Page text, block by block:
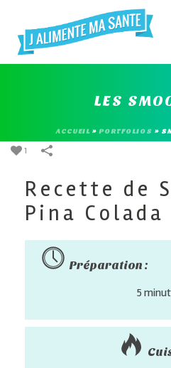
LES
ACCUEIL » PORTFOLIOS »
1
Recette de
Pina Colada
Préparation :
5